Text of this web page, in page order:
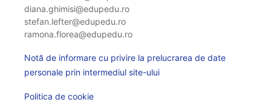
diana.ghimisi@edupedu.ro
stefan.lefter@edupedu.ro
ramona.florea@edupedu.ro
Notă de informare cu privire la prelucrarea de date
personale prin intermediul site-ului
Politica de cookie